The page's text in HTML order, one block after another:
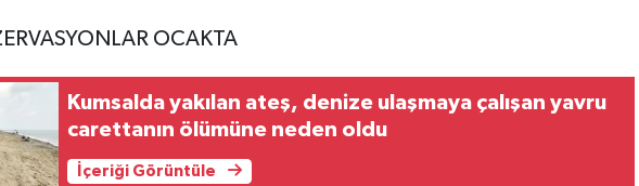
OCAKTA
Kumsalda yakılan ateş, denize ulaşmaya çalışan yavru
carettanın ölümüne neden oldu
İçeriği Görüntüle